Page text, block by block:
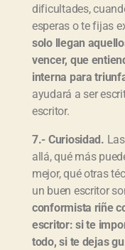
dificultades,
esperas o te fijas
solo llegan
vencer, que
interna para
ayudará a ser
escritor.
7.- Curiosidad.
allá, qué más
mejor, qué otras
un buen escritor
conformista riñe
escritor: si te
todo, si te dejas